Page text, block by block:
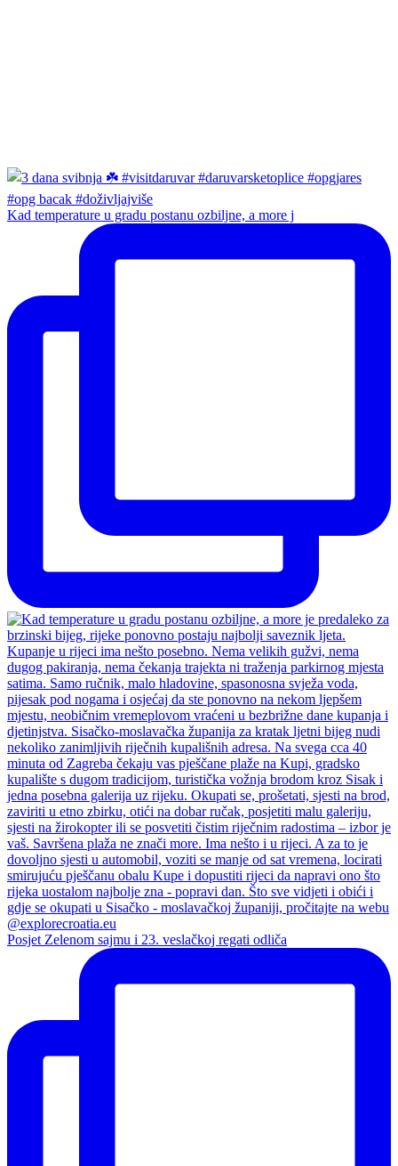
Kad temperature u gradu postanu ozbiljne, a more j
Posjet Zelenom sajmu i 23. veslačkoj regati odliča